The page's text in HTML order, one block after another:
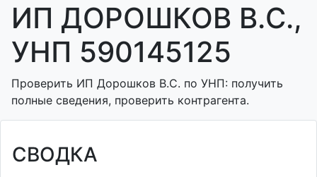
ИП ДОРОШКОВ В.С.,
УНП 590145125
Проверить ИП Дорошков В.С. по УНП: получить
полные сведения, проверить контрагента.
СВОДКА